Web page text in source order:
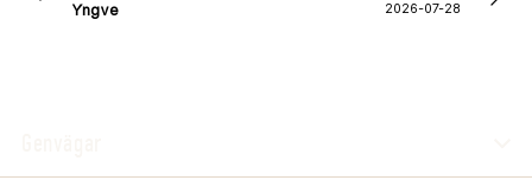
Yngve
2026-07-28